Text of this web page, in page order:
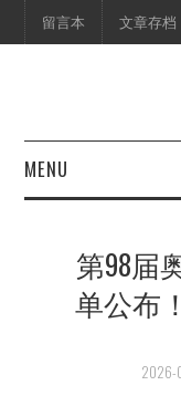
留言本 文章存档
MENU
映像快讯
第98届
单公布
2026-